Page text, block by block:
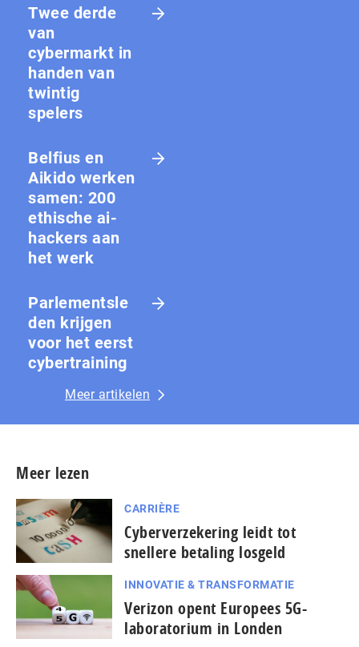
Twee derde
van
cybermarkt in
handen van
twintig
spelers
Belfius en
Aikido werken
samen: 200
ethische ai-
hackers aan
het werk
Parlementsle
den krijgen
voor het eerst
cybertraining
Meer artikelen
Meer lezen
CARRIÈRE
Cyberverzekering leidt tot
snellere betaling losgeld
INNOVATIE & TRANSFORMATIE
Verizon opent Europees 5G-
laboratorium in Londen